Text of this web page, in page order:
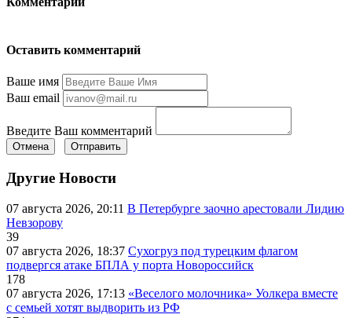
Оставить комментарий
Ваше имя
Ваш email
Введите Ваш комментарий
Отмена Отправить
Другие Новости
07 августа 2026, 20:11 В Петербурге заочно арестовали Лидию
Невзорову
39
07 августа 2026, 18:37 Сухогруз под турецким флагом
подвергся атаке БПЛА у порта Новороссийск
178
07 августа 2026, 17:13 «Веселого молочника» Уолкера вместе
с семьей хотят выдворить из РФ